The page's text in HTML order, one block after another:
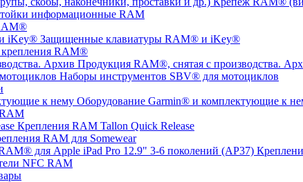
информационные RAM
Защищенные клавиатуры RAM® и iKey®
крепления RAM®
Продукция RAM®, снятая с производства.
Наборы инструментов SBV® для мотоциклов
Оборудование Garmin® и комплектующие к
Крепления RAM Tallon Quick Release
RAM для Somewear
NFC RAM